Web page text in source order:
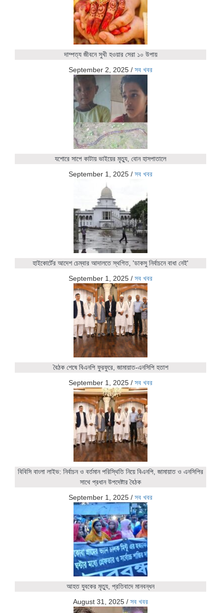
দাম্পত্য জীবনে সুখী হওয়ার সেরা ১০ উপায়
September 2, 2025 / সব খবর
যশোরে সাপে কাটায় ভাইয়ের মৃত্যু, বোন হাসপাতালে
September 1, 2025 / সব খবর
হাইকোর্টের আদেশ চেম্বার আদালতে স্থগিত, 'ডাকসু নির্বাচনে বাধা নেই'
September 1, 2025 / সব খবর
বৈঠক শেষে বিএনপি ফুরফুরে, জামায়াত-এনসিপি হতাশ
September 1, 2025 / সব খবর
বিবিসি বাংলা লাইভ: নির্বাচন ও বর্তমান পরিস্থিতি নিয়ে বিএনপি, জামায়াত ও এনসিপির
সাথে প্রধান উপদেষ্টার বৈঠক
September 1, 2025 / সব খবর
আহত যুবকের মৃত্যু, প্রতিবাদে মানবন্ধন
August 31, 2025 / সব খবর